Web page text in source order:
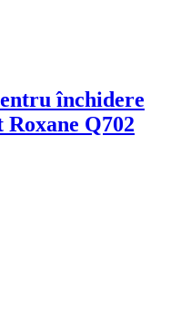
închidere
Q702